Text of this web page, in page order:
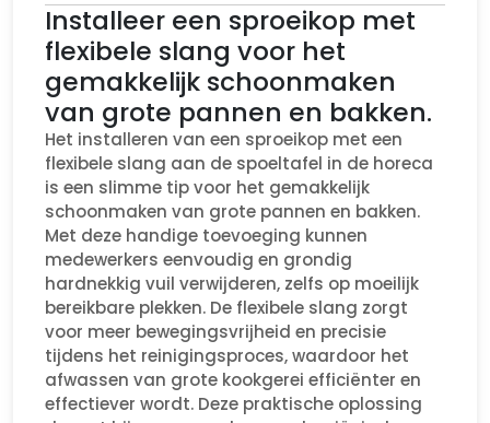
Installeer een sproeikop met
flexibele slang voor het
gemakkelijk schoonmaken
van grote pannen en bakken.
Het installeren van een sproeikop met een
flexibele slang aan de spoeltafel in de horeca
is een slimme tip voor het gemakkelijk
schoonmaken van grote pannen en bakken.
Met deze handige toevoeging kunnen
medewerkers eenvoudig en grondig
hardnekkig vuil verwijderen, zelfs op moeilijk
bereikbare plekken. De flexibele slang zorgt
voor meer bewegingsvrijheid en precisie
tijdens het reinigingsproces, waardoor het
afwassen van grote kookgerei efficiënter en
effectiever wordt. Deze praktische oplossing